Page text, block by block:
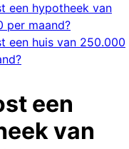
een hypotheek van
per maand?
een huis van 250.000
een
van